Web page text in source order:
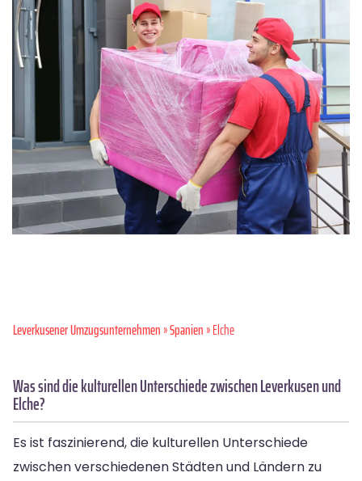
Leverkusener Umzugsunternehmen»Spanien» Elche
Was sind die kulturellen Unterschiede zwischen Leverkusen und
Elche?
Es ist faszinierend, die kulturellen Unterschiede
zwischen verschiedenen Städten und Ländern zu